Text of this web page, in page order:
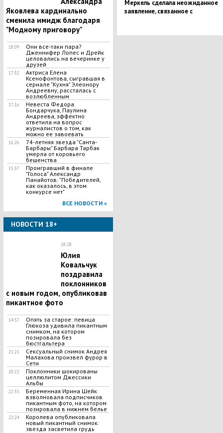
Яковлева кардинально
сменила имидж благодаря
"Модному приговору"
18:09
Они все-таки пара?
Дженнифер Лопес и Дрейк
целовались на вечеринке у
друзей
17:32
Актриса Елена
Ксенофонтова, сыгравшая в
сериале "Кухня" Элеонору
Андреевну, рассталась с
возлюбленным
17:16
Невеста Федора
Бондарчука, Паулина
Андреева, эффектно
ответила на вопрос
журналистов о том, как
можно ее завоевать
16:26
74-летняя звезда "Санта-
Барбары" Барбара Тарбак
умерла от коровьего
бешенства
15:37
Проигравший в финале
"Голоса" Александр
Панайотов: "Победителей,
как оказалось, в этом
конкурсе нет"
ВСЕ НОВОСТИ »
НОВОСТИ 18+
18:28
Юлия
Ковальчук
поздравила
поклонников
с новым годом, опубликовав
пикантное фото
14:57
Опять за старое: певица
Глюкоза удивила пикантным
снимком, на котором
позировала без
бюстгальтера
21:21
Сексуальный снимок Андрея
Малахова произвел фурор в
Сети
20:22
Поклонники шокированы
целлюлитом Джессики
Альбы
22:55
Беременная Ирина Шейк
взволновала подписчиков
пикантным фото, на котором
позировала в нижнем белье
22:24
Королева опубликовала
новый пикантный снимок:
звезда засветила грудь
Меркель сделала неожиданное
заявление, связанное с